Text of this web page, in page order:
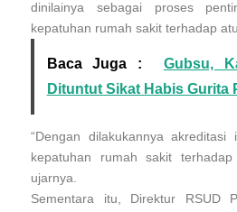
dinilainya sebagai proses
kepatuhan rumah sakit terhadap
Baca Juga :
Gubsu,
Dituntut Sikat Habis Gurita
“Dengan dilakukannya
kepatuhan rumah sakit
ujarnya.
Sementara itu, Direktur RSUD